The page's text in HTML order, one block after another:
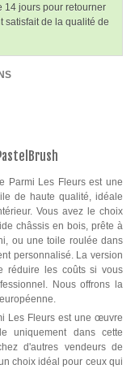
14 jours pour retourner
satisfait de la qualité de
Parmi Les Fleurs est une
de haute qualité, idéale
Vous avez le choix
châssis en bois, prête à
ou une toile roulée dans
personnalisé. La version
réduire les coûts si vous
Nous offrons la
Les Fleurs est une œuvre
uniquement dans cette
d'autres vendeurs de
choix idéal pour ceux qui